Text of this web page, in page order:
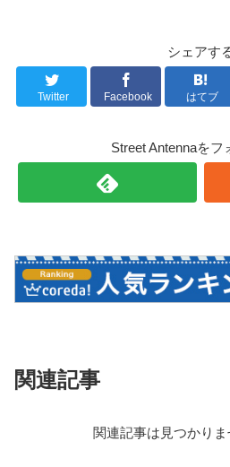
シェアす
Twitter Facebook はてブ
Street Antennaをフ
関連記事
関連記事は見つかりま